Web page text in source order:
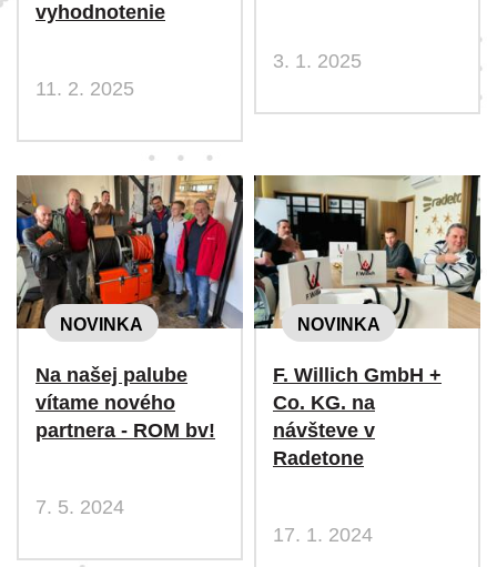
vyhodnotenie
11. 2. 2025
3. 1. 2025
NOVINKA
Na našej palube
vítame nového
partnera - ROM bv!
7. 5. 2024
NOVINKA
F. Willich GmbH +
Co. KG. na
návšteve v
Radetone
17. 1. 2024